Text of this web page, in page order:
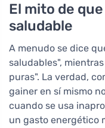
El mito de
saludable
A menudo se dice
saludables",
puras". La verdad,
gainer en sí mismo
cuando se usa
un gasto energético